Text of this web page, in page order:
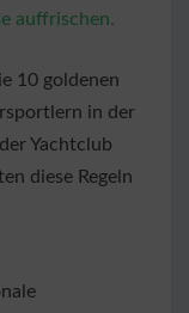
auffrischen.
10 goldenen
in der
Yachtclub
diese Regeln